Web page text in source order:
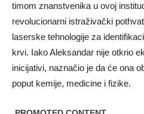
timom znanstvenika u ovoj
revolucionarni istraživački
laserske tehnologije za
krvi. Iako Aleksandar nije otkrio
inicijativi, naznačio je da će ona
poput kemije, medicine i fizike.